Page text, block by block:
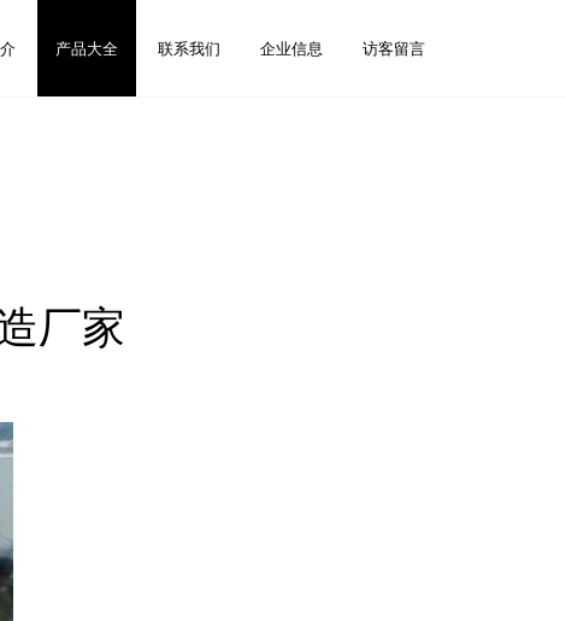
产品大全 联系我们 企业信息 访客留言
厂家